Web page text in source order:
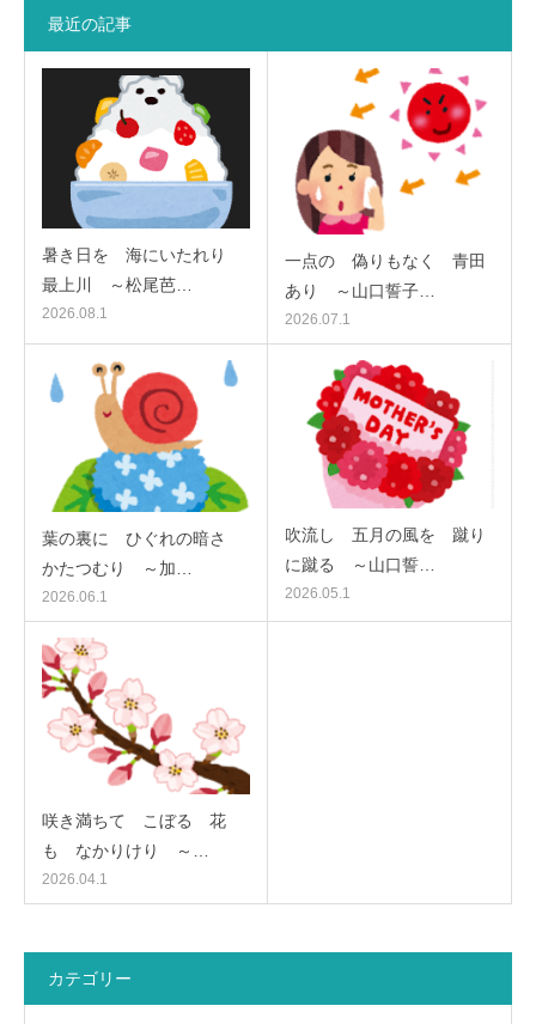
最近の記事
暑き日を 海にいたれり
最上川 ～松尾芭…
2026.08.1
一点の 偽りもなく 青田
あり ～山口誓子…
2026.07.1
葉の裏に ひぐれの暗さ
かたつむり ～加…
2026.06.1
吹流し 五月の風を 蹴り
に蹴る ～山口誓…
2026.05.1
咲き満ちて こぼるゝ花
も なかりけり ～…
2026.04.1
カテゴリー